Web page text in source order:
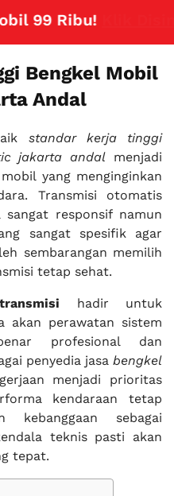
99 Ribu!Klik Disini
Bengkel Mobil
Andal
standar kerja tinggi
jakarta andal menjadi
yang menginginkan
Transmisi otomatis
responsif namun
sangat spesifik agar
sembarangan memilih
tetap sehat.
hadir untuk
akan perawatan sistem
profesional dan
penyedia jasa bengkel
menjadi prioritas
kendaraan tetap
kebanggaan sebagai
teknis pasti akan
tepat.